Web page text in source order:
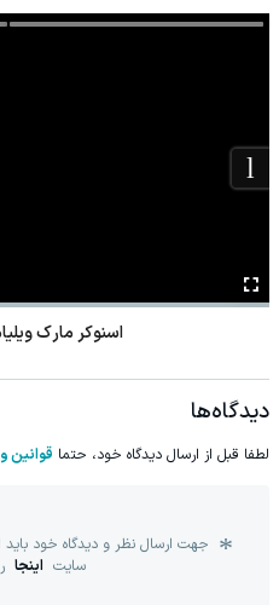
اسنوکر مارک
دیدگاه‌ها
لطفا قبل از ارسال دیدگاه خود، حتما قوانین
جهت ارسال نظر و دیدگاه خود
سایت اینجا